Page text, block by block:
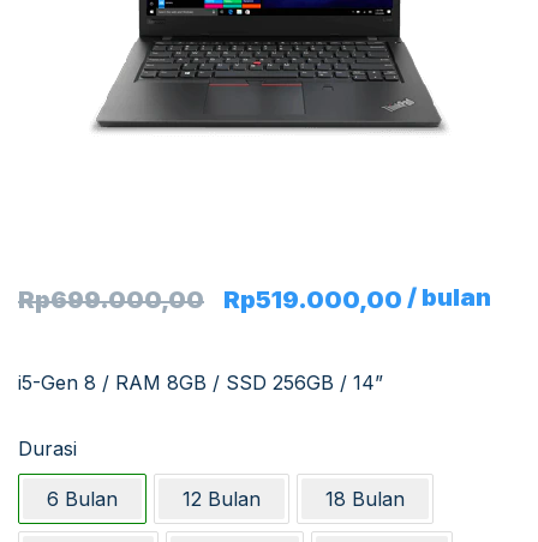
Rp699.000,00 Rp519.000,00 / bulan
i5-Gen 8 / RAM 8GB / SSD 256GB / 14”
Durasi
6 Bulan 12 Bulan 18 Bulan